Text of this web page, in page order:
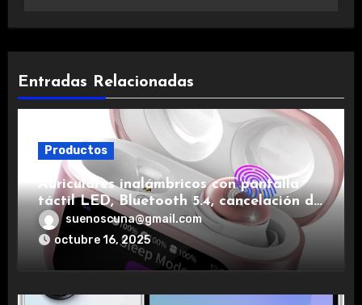
Entradas Relacionadas
Productos
Auriculares inalámbricos con pantalla
táctil LED, Bluetooth 5.4, cancelación de
ruido, impermeables y de larga duración.
suenoscuna@gmail.com
octubre 16, 2025